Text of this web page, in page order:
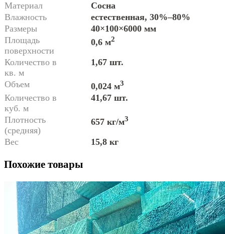
Материал
Сосна
Влажность
естественная, 30%–80%
Размеры
40×100×6000 мм
Площадь
поверхности
0,6 м2
Количество в
кв. м
1,67 шт.
Объем 0,024 м3
Количество в
куб. м
41,67 шт.
Плотность
(средняя)
657 кг/м3
Вес 15,8 кг
Похожие товары